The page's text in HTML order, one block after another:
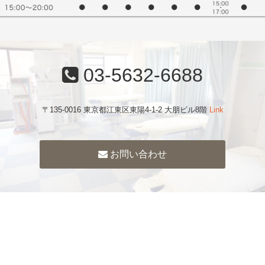
03-5632-6688
〒135-0016 東京都江東区東陽4-1-2 大朋ビル8階 Link
お問い合わせ